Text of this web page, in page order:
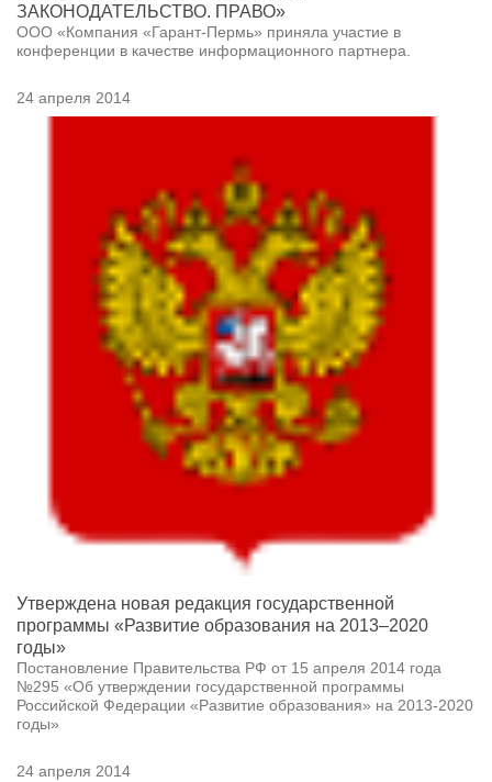
ЗАКОНОДАТЕЛЬСТВО. ПРАВО»
ООО «Компания «Гарант-Пермь» приняла участие в
конференции в качестве информационного партнера.
24 апреля 2014
Утверждена новая редакция государственной
программы «Развитие образования на 2013–2020
годы»
Постановление Правительства РФ от 15 апреля 2014 года
№295 «Об утверждении государственной программы
Российской Федерации «Развитие образования» на 2013-2020
годы»
24 апреля 2014